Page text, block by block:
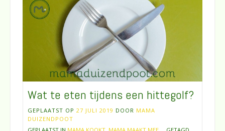
Wat te eten tijdens een hittegolf?
GEPLAATST OP 27 JULI 2019 DOOR MAMA
DUIZENDPOOT